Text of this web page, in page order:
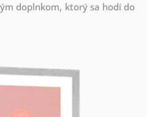
doplnkom, ktorý sa hodí do